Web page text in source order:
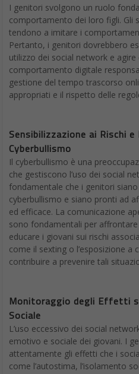
I genitori svolgono un ruolo
comportamento dei loro figli. Gli
tendono a imitare i
Pertanto, i genitori dovrebbero
utilizzo dei social network e
comportamento digitale
gestione del tempo trascorso
appropriati e il rispetto delle
Sensibilizzazione ai Rischi
Cyberbullismo
Il cyberbullismo è una
che gestiscono l’uso dei social
fondamentale che i genitori
cyberbullismo e siano pronti ad
ed efficace. La comunicazione
sono fondamentali per
educare i giovani sui rischi
come il sexting o l’esposizione
contribuire a prevenire tali
Monitoraggio degli Effetti
Sociale
L’uso eccessivo dei social
emotivo e sociale dei giovani. I
attentamente gli effetti che i
come l’autostima, l’isolamento